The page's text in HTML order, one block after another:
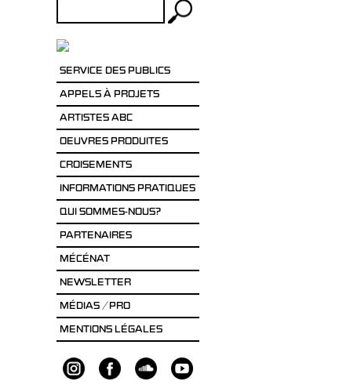
SERVICE DES PUBLICS
APPELS À PROJETS
ARTISTES ABC
OEUVRES PRODUITES
CROISEMENTS
INFORMATIONS PRATIQUES
QUI SOMMES-NOUS?
PARTENAIRES
MÉCÉNAT
NEWSLETTER
MÉDIAS / PRO
MENTIONS LÉGALES